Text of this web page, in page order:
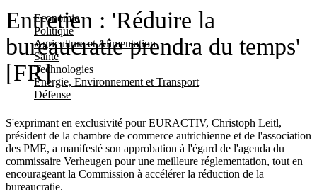
Economie
Politique
Agriculture et Alimentation
Santé
Technologies
Energie, Environnement et Transport
Défense
Entretien : 'Réduire la
bureaucratie prendra du temps'
[FR]
S'exprimant en exclusivité pour EURACTIV, Christoph Leitl,
président de la chambre de commerce autrichienne et de l'association
des PME, a manifesté son approbation à l'égard de l'agenda du
commissaire Verheugen pour une meilleure réglementation, tout en
encourageant la Commission à accélérer la réduction de la
bureaucratie.